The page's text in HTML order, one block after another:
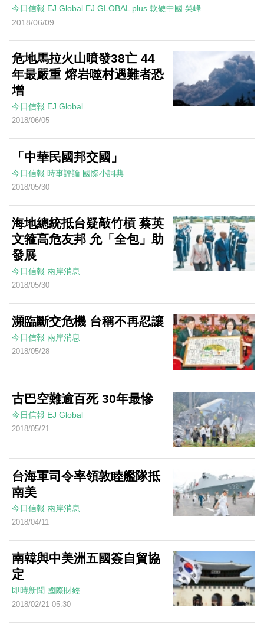
今日信報 EJ Global EJ GLOBAL plus 軟硬中國 吳峰
2018/06/09
危地馬拉火山噴發38亡 44
年最嚴重 熔岩噬村遇難者恐
增
今日信報 EJ Global
2018/06/05
「中華民國邦交國」
今日信報 時事評論 國際小詞典
2018/05/30
海地總統抵台疑敲竹槓 蔡英
文箍高危友邦 允「全包」助
發展
今日信報 兩岸消息
2018/05/30
瀕臨斷交危機 台稱不再忍讓
今日信報 兩岸消息
2018/05/28
古巴空難逾百死 30年最慘
今日信報 EJ Global
2018/05/21
台海軍司令率領敦睦艦隊抵
南美
今日信報 兩岸消息
2018/04/11
南韓與中美洲五國簽自貿協
定
即時新聞 國際財經
2018/02/21 05:30